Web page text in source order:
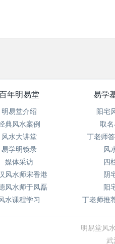
年明易堂
明易堂介绍
典风水案例
风水大讲堂
易学明镜录
媒体采访
风水师宋香港
风水师于凤磊
水课程学习
易学
阳宅
取
丁老师
风
四
阴
阳
丁老师推
明易堂风